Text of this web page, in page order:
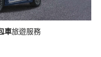
車旅遊服務